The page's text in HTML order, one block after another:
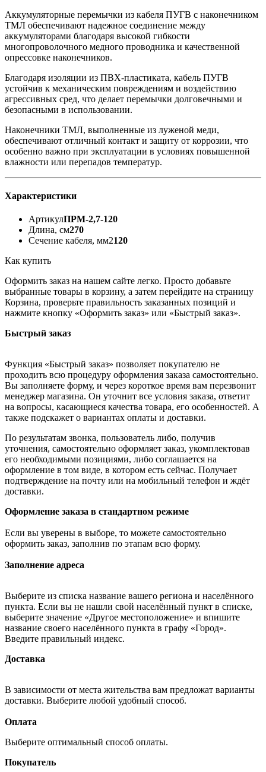
Аккумуляторные перемычки из кабеля ПУГВ с наконечником
ТМЛ обеспечивают надежное соединение между
аккумуляторами благодаря высокой гибкости
многопроволочного медного проводника и качественной
опрессовке наконечников.
Благодаря изоляции из ПВХ-пластиката, кабель ПУГВ
устойчив к механическим повреждениям и воздействию
агрессивных сред, что делает перемычки долговечными и
безопасными в использовании.
Наконечники ТМЛ, выполненные из луженой меди,
обеспечивают отличный контакт и защиту от коррозии, что
особенно важно при эксплуатации в условиях повышенной
влажности или перепадов температур.
Характеристики
АртикулПРМ-2,7-120
Длина, см270
Сечение кабеля, мм2120
Как купить
Оформить заказ на нашем сайте легко. Просто добавьте
выбранные товары в корзину, а затем перейдите на страницу
Корзина, проверьте правильность заказанных позиций и
нажмите кнопку «Оформить заказ» или «Быстрый заказ».
Быстрый заказ
Функция «Быстрый заказ» позволяет покупателю не
проходить всю процедуру оформления заказа самостоятельно.
Вы заполняете форму, и через короткое время вам перезвонит
менеджер магазина. Он уточнит все условия заказа, ответит
на вопросы, касающиеся качества товара, его особенностей. А
также подскажет о вариантах оплаты и доставки.
По результатам звонка, пользователь либо, получив
уточнения, самостоятельно оформляет заказ, укомплектовав
его необходимыми позициями, либо соглашается на
оформление в том виде, в котором есть сейчас. Получает
подтверждение на почту или на мобильный телефон и ждёт
доставки.
Оформление заказа в стандартном режиме
Если вы уверены в выборе, то можете самостоятельно
оформить заказ, заполнив по этапам всю форму.
Заполнение адреса
Выберите из списка название вашего региона и населённого
пункта. Если вы не нашли свой населённый пункт в списке,
выберите значение «Другое местоположение» и впишите
название своего населённого пункта в графу «Город».
Введите правильный индекс.
Доставка
В зависимости от места жительства вам предложат варианты
доставки. Выберите любой удобный способ.
Оплата
Выберите оптимальный способ оплаты.
Покупатель